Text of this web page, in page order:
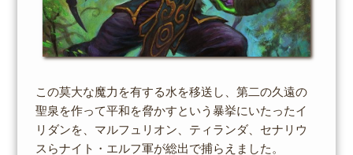
この莫大な魔力を有する水を移送し、第二の久遠の
聖泉を作って平和を脅かすという暴挙にいたったイ
リダンを、マルフュリオン、ティランダ、セナリウ
スらナイト・エルフ軍が総出で捕らえました。